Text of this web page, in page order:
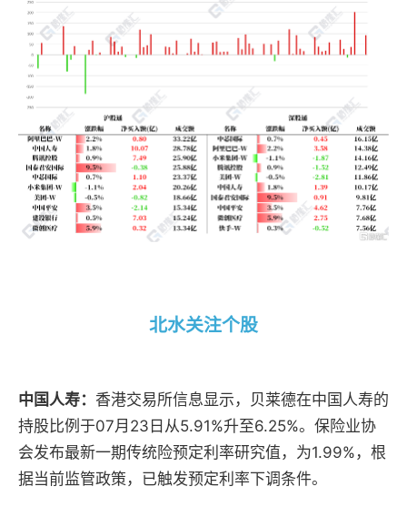
北水关注个股
中国人寿： 香港交易所信息显示，贝莱德在中国人寿的
持股比例于07月23日从5.91%升至6.25%。 保险业协
会发布最新一期传统险预定利率研究值，为1.99%，根
据当前监管政策，已触发预定利率下调条件。